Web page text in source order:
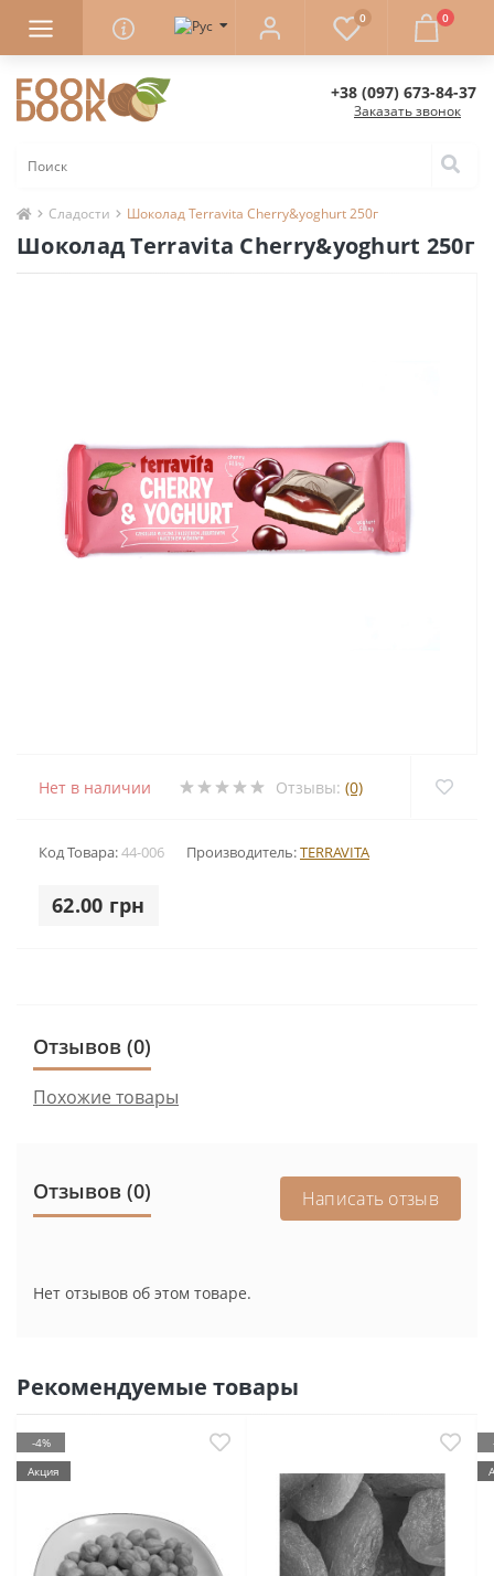
0 0
+38 (097) 673-84-37
Заказать звонок
Сладости Шоколад Terravita Cherry&yoghurt 250г
Шоколад Terravita Cherry&yoghurt 250г
Нет в наличии Отзывы: (0)
Код Товара:44-006 Производитель:TERRAVITA
62.00 грн
Отзывов (0)
Похожие товары
Отзывов (0) Написать отзыв
Нет отзывов об этом товаре.
Рекомендуемые товары
-4%
Акция